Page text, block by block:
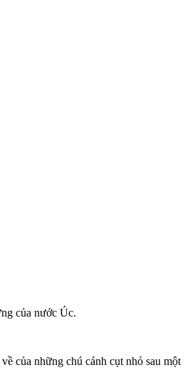
của nước Úc.
của những chú cánh cụt nhỏ sau một